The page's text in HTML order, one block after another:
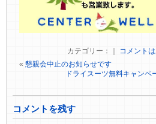
カテゴリー：｜ コメント
«懇親会中止のお知らせです
ドライスーツ無料キャン
コメントを残す